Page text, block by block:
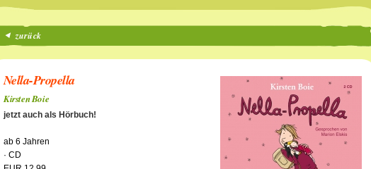
zurück
Nella-Propella
Kirsten Boie
jetzt auch als Hörbuch!
ab 6 Jahren
· CD